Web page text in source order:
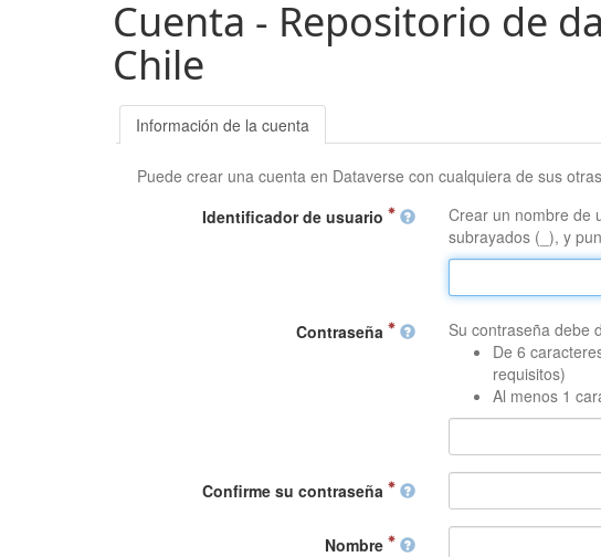
Cuenta - Repositorio de
Chile
Información de la cuenta
Puede crear una cuenta en Dataverse con cualquiera de sus
Identificador de usuario
Crear un nombre de
subrayados (_), y
Contraseña
Su contraseña debe
De 6
requisitos)
Al menos 1
Confirme su contraseña
Nombre